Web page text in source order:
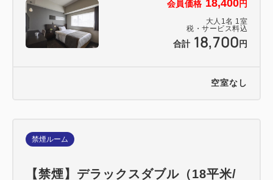
会員価格 18,400円
大人 1名 1室
税・サービス料込
合計 18,700 円
空室なし
禁煙ルーム
【禁煙】デラックスダブル（18平米/